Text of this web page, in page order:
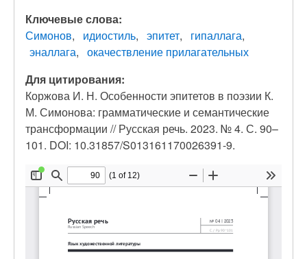
Ключевые слова:
Симонов
идиостиль эпитет
гипаллага
эналлага
окачествление прилагательных
Для цитирования:
Коржова И. Н. Особенности эпитетов в поэзии К.
М. Симонова: грамматические и семантические
трансформации // Русская речь. 2023. № 4. С. 90–
101. DOI: 10.31857/S013161170026391-9.